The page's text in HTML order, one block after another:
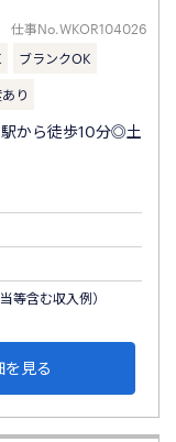
仕事No.WKOR104026
ブランクOK
り
から徒歩10分◎土
等含む収入例）
を見る